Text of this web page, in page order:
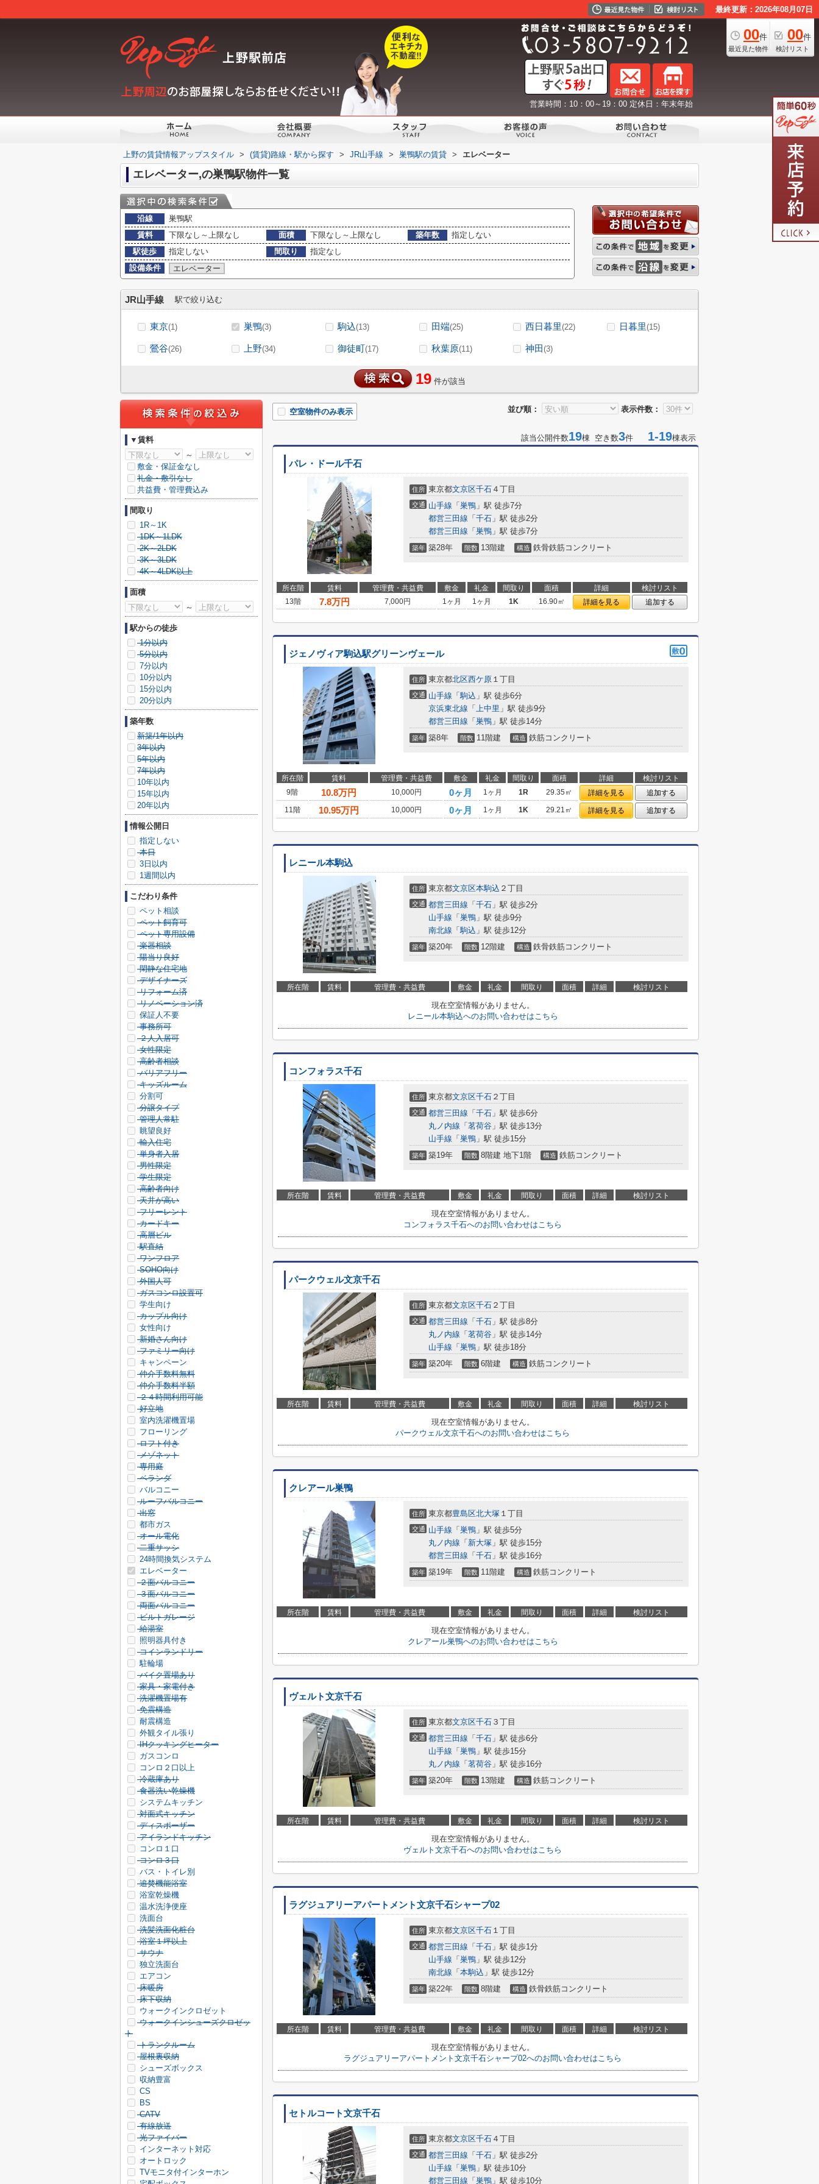
最終更新：2026年08月07日
00件
最近見た物件
00件
検討リスト
営業時間：10：00～19：00 定休日：年末年始
上野の賃貸情報アップスタイル > (賃貸)路線・駅から探す > JR山手線 > 巣鴨駅の賃貸 > エレベーター
エレベーター,の巣鴨駅物件一覧
沿線
巣鴨駅
賃料
下限なし～上限なし 面積 下限なし～上限なし 築年数
指定しない
駅徒歩
指定しない 間取り
指定なし
設備条件
エレベーター
JR山手線 駅で絞り込む
東京(1) 巣鴨(3) 駒込(13) 田端(25) 西日暮里(22) 日暮里(15)
鶯谷(26) 上野(34) 御徒町(17) 秋葉原(11) 神田(3)
19 件が該当
並び順： 表示件数：
空室物件のみ表示
該当公開件数19棟 空き数3件 1-19棟表示
パレ・ドール千石
住所 東京都文京区千石 ４丁目
交通 山手線 「 巣鴨 」駅 徒歩7分
都営三田線 「 千石 」駅 徒歩2分
都営三田線 「 巣鴨 」駅 徒歩7分
築年 築28年 階数 13階建 構造 鉄骨鉄筋コンクリート
所在階 賃料 管理費・共益費 敷金 礼金 間取り 面積 詳細
検討リスト
13階
7.8万円 7,000円 1ヶ月 1ヶ月 1K 16.90㎡ 詳細を見る 追加する
ジェノヴィア駒込駅グリーンヴェール
住所 東京都北区西ケ原 １丁目
交通 山手線 「駒込 」駅 徒歩6分
京浜東北線 「 上中里 」駅 徒歩9分
都営三田線 「 巣鴨 」駅 徒歩14分
築年 築8年 階数 11階建 構造 鉄筋コンクリート
所在階 賃料 管理費・共益費 敷金 礼金 間取り 面積 詳細
検討リスト
9階
10.8万円 10,000円 0ヶ月 1ヶ月 1R 29.35㎡ 詳細を見る
追加する
11階
10.95万円 10,000円 0ヶ月 1ヶ月 1K 29.21㎡ 詳細を見る 追加する
レニール本駒込
住所 東京都文京区本駒込 ２丁目
交通 都営三田線 「 千石 」駅 徒歩2分
山手線 「 巣鴨 」駅 徒歩9分
南北線 「駒込 」駅 徒歩12分
築年 築20年 階数 12階建 構造 鉄骨鉄筋コンクリート
所在階 賃料 管理費・共益費 敷金 礼金 間取り 面積 詳細 検討リスト
現在空室情報がありません。
レニール本駒込へのお問い合わせはこちら
コンフォラス千石
住所 東京都文京区千石 ２丁目
交通 都営三田線 「 千石 」駅 徒歩6分
丸ノ内線 「 茗荷谷 」駅 徒歩13分
山手線 「 巣鴨 」駅 徒歩15分
築年 築19年 階数 8階建 地下1階 構造 鉄筋コンクリート
所在階 賃料 管理費・共益費 敷金 礼金 間取り 面積 詳細 検討リスト
現在空室情報がありません。
コンフォラス千石へのお問い合わせはこちら
パークウェル文京千石
住所 東京都文京区千石 ２丁目
交通 都営三田線 「 千石 」駅 徒歩8分
丸ノ内線 「 茗荷谷 」駅 徒歩14分
山手線 「 巣鴨 」駅 徒歩18分
築年 築20年 階数 6階建 構造 鉄筋コンクリート
所在階 賃料 管理費・共益費 敷金 礼金 間取り 面積 詳細 検討リスト
現在空室情報がありません。
パークウェル文京千石へのお問い合わせはこちら
クレアール巣鴨
住所 東京都豊島区北大塚 １丁目
交通 山手線 「 巣鴨 」駅 徒歩5分
丸ノ内線 「 新大塚 」駅 徒歩15分
都営三田線 「 千石 」駅 徒歩16分
築年 築19年 階数 11階建 構造 鉄筋コンクリート
所在階 賃料 管理費・共益費 敷金 礼金 間取り 面積 詳細 検討リスト
現在空室情報がありません。
クレアール巣鴨へのお問い合わせはこちら
ヴェルト文京千石
住所 東京都文京区千石 ３丁目
交通 都営三田線 「 千石 」駅 徒歩6分
山手線 「 巣鴨 」駅 徒歩15分
丸ノ内線 「 茗荷谷 」駅 徒歩16分
築年 築20年 階数 13階建 構造 鉄筋コンクリート
所在階 賃料 管理費・共益費 敷金 礼金 間取り 面積 詳細 検討リスト
現在空室情報がありません。
ヴェルト文京千石へのお問い合わせはこちら
ラグジュアリーアパートメント文京千石シャープ02
住所 東京都文京区千石 １丁目
交通 都営三田線 「 千石 」駅 徒歩1分
山手線 「 巣鴨 」駅 徒歩12分
南北線 「 本駒込 」駅 徒歩12分
築年 築22年 階数 8階建 構造 鉄骨鉄筋コンクリート
所在階 賃料 管理費・共益費 敷金 礼金 間取り 面積 詳細 検討リスト
現在空室情報がありません。
ラグジュアリーアパートメント文京千石シャープ02へのお問い合わせはこちら
セトルコート文京千石
住所 東京都文京区千石 ４丁目
交通 都営三田線 「 千石 」駅 徒歩2分
山手線 「 巣鴨 」駅 徒歩10分
都営三田線 「 巣鴨 」駅 徒歩10分
▼賃料
～
敷金・保証金なし
礼金・敷引なし
共益費・管理費込み
間取り
1R～1K
1DK～1LDK
2K～2LDK
3K～3LDK
4K～4LDK以上
面積
～
駅からの徒歩
1分以内
5分以内
7分以内
10分以内
15分以内
20分以内
築年数
新築/1年以内
3年以内
5年以内
7年以内
10年以内
15年以内
20年以内
情報公開日
指定しない
本日
3日以内
1週間以内
こだわり条件
ペット相談
ペット飼育可
ペット専用設備
楽器相談
陽当り良好
閑静な住宅地
デザイナーズ
リフォーム済
リノベーション済
保証人不要
事務所可
２人入居可
女性限定
高齢者相談
バリアフリー
キッズルーム
分割可
分譲タイプ
管理人常駐
眺望良好
輸入住宅
単身者入居
男性限定
学生限定
高齢者向け
天井が高い
フリーレント
カードキー
高層ビル
駅直結
ワンフロア
SOHO向け
外国人可
ガスコンロ設置可
学生向け
カップル向け
女性向け
新婚さん向け
ファミリー向け
キャンペーン
仲介手数料無料
仲介手数料半額
２４時間利用可能
好立地
室内洗濯機置場
フローリング
ロフト付き
メゾネット
専用庭
ベランダ
バルコニー
ルーフバルコニー
出窓
都市ガス
オール電化
二重サッシ
24時間換気システム
エレベーター
２面バルコニー
３面バルコニー
両面バルコニー
ビルトガレージ
給湯室
照明器具付き
コインランドリー
駐輪場
バイク置場あり
家具・家電付き
洗濯機置場有
免震構造
耐震構造
外観タイル張り
IHクッキングヒーター
ガスコンロ
コンロ２口以上
冷蔵庫あり
食器洗い乾燥機
システムキッチン
対面式キッチン
ディスポーザー
アイランドキッチン
コンロ１口
コンロ３口
バス・トイレ別
追焚機能浴室
浴室乾燥機
温水洗浄便座
洗面台
洗髪洗面化粧台
浴室１坪以上
サウナ
独立洗面台
エアコン
床暖房
床下収納
ウォークインクロゼット
ウォークインシューズクロゼッ
ト
トランクルーム
屋根裏収納
シューズボックス
収納豊富
CS
BS
CATV
有線放送
光ファイバー
インターネット対応
オートロック
TVモニタ付インターホン